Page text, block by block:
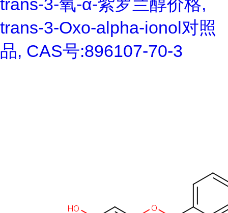
trans-3-氧-α-紫罗兰醇价格,
trans-3-Oxo-alpha-ionol对照
品, CAS号:896107-70-3